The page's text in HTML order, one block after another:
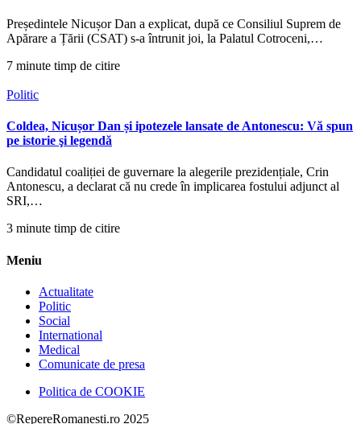
Președintele Nicușor Dan a explicat, după ce Consiliul Suprem de
Apărare a Țării (CSAT) s-a întrunit joi, la Palatul Cotroceni,…
7 minute timp de citire
Politic
Coldea, Nicușor Dan și ipotezele lansate de Antonescu: Vă spun
pe istorie şi legendă
Candidatul coaliției de guvernare la alegerile prezidențiale, Crin
Antonescu, a declarat că nu crede în implicarea fostului adjunct al
SRI,…
3 minute timp de citire
Meniu
Actualitate
Politic
Social
International
Medical
Comunicate de presa
Politica de COOKIE
©RepereRomanesti.ro 2025